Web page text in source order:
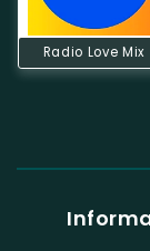
Radio Love Mix